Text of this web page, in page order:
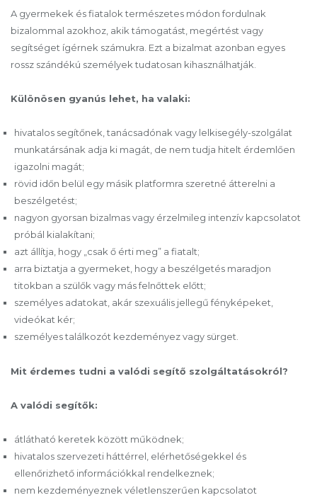
A gyermekek és fiatalok természetes módon fordulnak
bizalommal azokhoz, akik támogatást, megértést vagy
segítséget ígérnek számukra. Ezt a bizalmat azonban egyes
rossz szándékú személyek tudatosan kihasználhatják.
Különösen gyanús lehet, ha valaki:
hivatalos segítőnek, tanácsadónak vagy lelkisegély-szolgálat
munkatársának adja ki magát, de nem tudja hitelt érdemlően
igazolni magát;
rövid időn belül egy másik platformra szeretné átterelni a
beszélgetést;
nagyon gyorsan bizalmas vagy érzelmileg intenzív kapcsolatot
próbál kialakítani;
azt állítja, hogy „csak ő érti meg” a fiatalt;
arra biztatja a gyermeket, hogy a beszélgetés maradjon
titokban a szülők vagy más felnőttek előtt;
személyes adatokat, akár szexuális jellegű fényképeket,
videókat kér;
személyes találkozót kezdeményez vagy sürget.
Mit érdemes tudni a valódi segítő szolgáltatásokról?
A valódi segítők:
átlátható keretek között működnek;
hivatalos szervezeti háttérrel, elérhetőségekkel és
ellenőrizhető információkkal rendelkeznek;
nem kezdeményeznek véletlenszerűen kapcsolatot